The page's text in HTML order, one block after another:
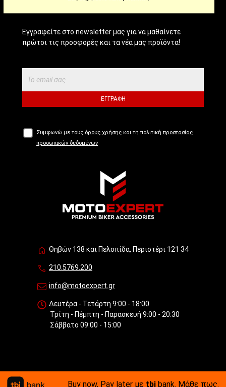
Εγγραφείτε στο newsletter μας για να μαθαίνετε
πρώτοι τις προσφορές και τα νέα μας προϊόντα!
ΕΓΓΡΑΦΉ
Συμφωνώ με τους όρους χρήσης και τη πολιτική προστασίας
προσωπικών δεδομένων
Θηβών 138 και Πελοπίδα, Περιστέρι 121 34
210.5769.200
info@motoexpert.gr
Δευτέρα - Τετάρτη 9:00 - 18:00
Τρίτη - Πέμπτη - Παρασκευή 9:00 - 20:30
Σάββατο 09:00 - 15:00
Buy now, Pay later με tbi bank. Μάθε πως.